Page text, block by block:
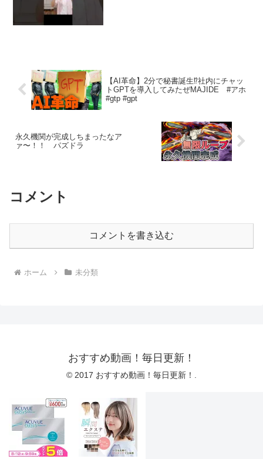
【AI革命】2分で秘書誕生⁉社内にチャッ
トGPTを導入してみたぜMAJIDE #アホ
#gtp #gpt
永久機関が完成しちまったなア
ァ〜！！ パズドラ
コメント
コメントを書き込む
ホーム 未分類
おすすめ動画！毎日更新！
© 2017 おすすめ動画！毎日更新！.